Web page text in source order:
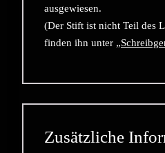
ausgewiesen.
(Der Stift ist nicht Teil des
finden ihn unter
Zusätzliche